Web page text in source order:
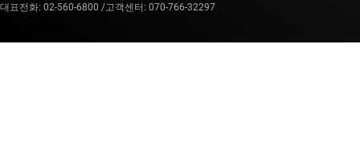
대표전화: 02-560-6800 /고객센터: 070-766-32297